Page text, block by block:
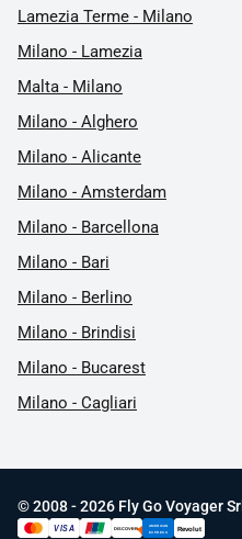
Lamezia Terme - Milano
Milano - Lamezia
Malta - Milano
Milano - Alghero
Milano - Alicante
Milano - Amsterdam
Milano - Barcellona
Milano - Bari
Milano - Berlino
Milano - Brindisi
Milano - Bucarest
Milano - Cagliari
© 2008 - 2026 Fly Go Voyager Srl
VISA UnionPay
DISCOVER
AMERICAN
EXPRESS
Revolut